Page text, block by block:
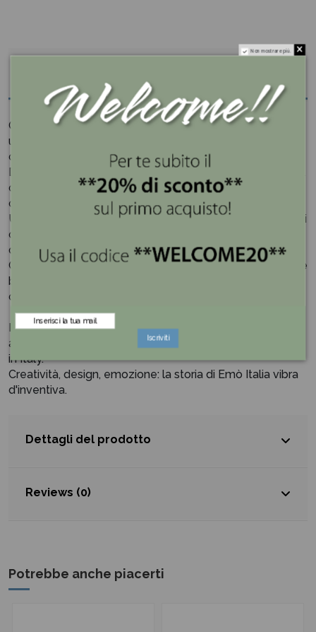
Questa candela realizzata in vetro bianco posizionala su
un tavolo da dessert, una credenza o come elemento
centrale durante le occasioni speciali.
contenitore si trasforma in una chic scatola portaoggetti
o portagioie.
Utilizza la scatola ottenuta per conservare gioielli, piccoli
oggetti preziosi o semplicemente come elemento
decorativo.
Con il suo design versatile, questa candela in contenitore
bianco aggiunge un tocco di lusso e praticità alla tua
casa.
Il nome stesso scelto per il brand,
alla filosofia intrinseca: emozionare con creazioni Made
in Italy.
Creatività, design, emozione: la storia di Emò Italia vibra
d'inventiva.
Dettagli del prodotto
Reviews (0)
Potrebbe anche piacerti
Non mostrare più.
Iscriviti